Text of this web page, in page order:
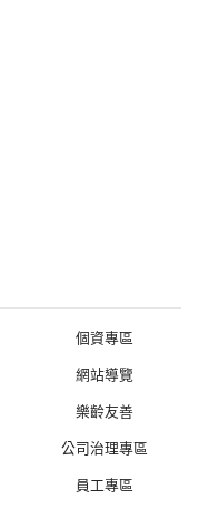
個資專區
網站導覽
樂齡友善
公司治理專區
員工專區